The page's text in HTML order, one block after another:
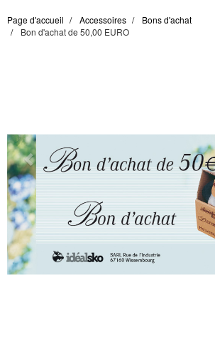
Page d'accueil Accessoires
Bons d'achat
Bon d'achat de 50,00 EURO